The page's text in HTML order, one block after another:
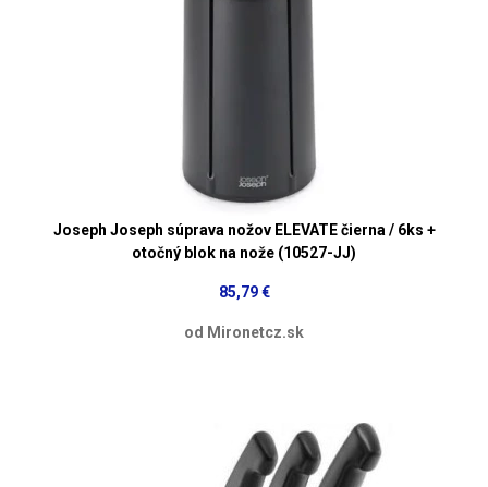
Joseph Joseph súprava nožov ELEVATE čierna / 6ks +
otočný blok na nože (10527-JJ)
85,79 €
od Mironetcz.sk